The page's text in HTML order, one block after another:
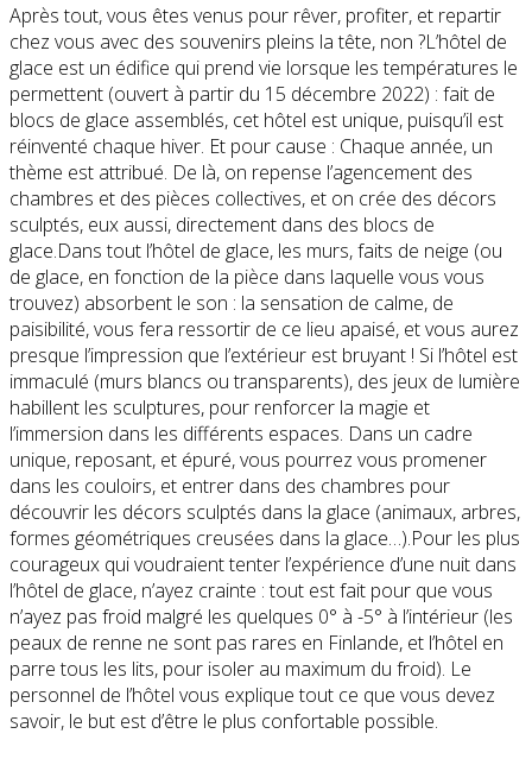
Après tout, vous êtes venus pour rêver, profiter, et repartir
chez vous avec des souvenirs pleins la tête, non ?L’hôtel de
glace est un édifice qui prend vie lorsque les températures le
permettent (ouvert à partir du 15 décembre 2022) : fait de
blocs de glace assemblés, cet hôtel est unique, puisqu’il est
réinventé chaque hiver. Et pour cause : Chaque année, un
thème est attribué. De là, on repense l’agencement des
chambres et des pièces collectives, et on crée des décors
sculptés, eux aussi, directement dans des blocs de
glace.Dans tout l’hôtel de glace, les murs, faits de neige (ou
de glace, en fonction de la pièce dans laquelle vous vous
trouvez) absorbent le son : la sensation de calme, de
paisibilité, vous fera ressortir de ce lieu apaisé, et vous aurez
presque l’impression que l’extérieur est bruyant ! Si l’hôtel est
immaculé (murs blancs ou transparents), des jeux de lumière
habillent les sculptures, pour renforcer la magie et
l’immersion dans les différents espaces. Dans un cadre
unique, reposant, et épuré, vous pourrez vous promener
dans les couloirs, et entrer dans des chambres pour
découvrir les décors sculptés dans la glace (animaux, arbres,
formes géométriques creusées dans la glace…).Pour les plus
courageux qui voudraient tenter l’expérience d’une nuit dans
l’hôtel de glace, n’ayez crainte : tout est fait pour que vous
n’ayez pas froid malgré les quelques 0° à -5° à l’intérieur (les
peaux de renne ne sont pas rares en Finlande, et l’hôtel en
parre tous les lits, pour isoler au maximum du froid). Le
personnel de l’hôtel vous explique tout ce que vous devez
savoir, le but est d’être le plus confortable possible.